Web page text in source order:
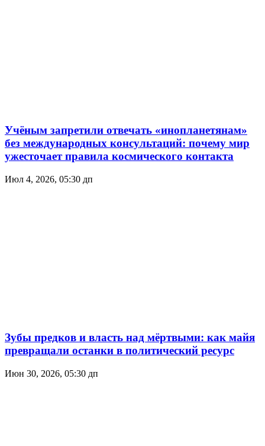
Учёным запретили отвечать «инопланетянам»
без международных консультаций: почему мир
ужесточает правила космического контакта
Июл 4, 2026, 05:30 дп
Зубы предков и власть над мёртвыми: как майя
превращали останки в политический ресурс
Июн 30, 2026, 05:30 дп